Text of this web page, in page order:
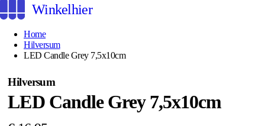
Winkelhier
Home
Hilversum
LED Candle Grey 7,5x10cm
Hilversum
LED Candle Grey 7,5x10cm